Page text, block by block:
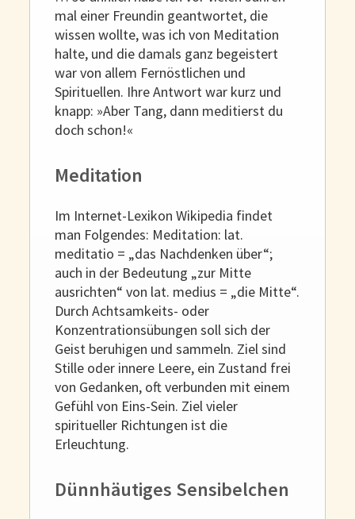
mal einer Freundin geantwortet, die
wissen wollte, was ich von Meditation
halte, und die damals ganz begeistert
war von allem Fernöstlichen und
Spirituellen. Ihre Antwort war kurz und
knapp: »Aber Tang, dann meditierst du
doch schon!«
Meditation
Im Internet-Lexikon Wikipedia findet
man Folgendes: Meditation: lat.
meditatio = „das Nachdenken über“;
auch in der Bedeutung „zur Mitte
ausrichten“ von lat. medius = „die Mitte“.
Durch Achtsamkeits- oder
Konzentrationsübungen soll sich der
Geist beruhigen und sammeln. Ziel sind
Stille oder innere Leere, ein Zustand frei
von Gedanken, oft verbunden mit einem
Gefühl von Eins-Sein. Ziel vieler
spiritueller Richtungen ist die
Erleuchtung.
Dünnhäutiges Sensibelchen